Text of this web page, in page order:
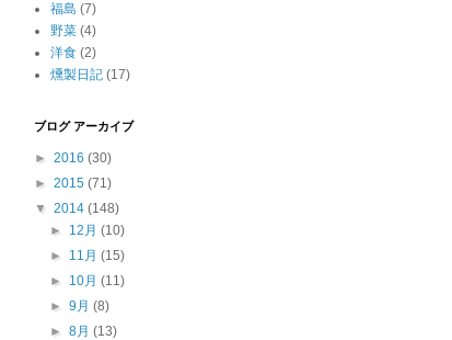
福島 (7)
野菜 (4)
洋食 (2)
燻製日記 (17)
ブログ アーカイブ
► 2016 (30)
► 2015 (71)
▼ 2014 (148)
► 12月(10)
► 11月(15)
► 10月(11)
►9月(8)
►8月(13)